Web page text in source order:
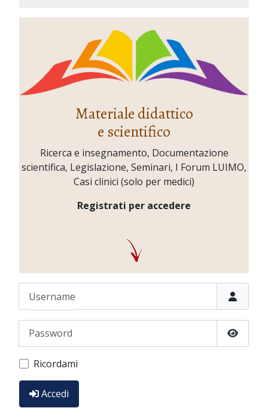
Materiale didattico
e scientifico
Ricerca e insegnamento, Documentazione
scientifica, Legislazione, Seminari, I Forum LUIMO,
Casi clinici (solo per medici)
Registrati per accedere
Password
Show
Ricordami
Accedi